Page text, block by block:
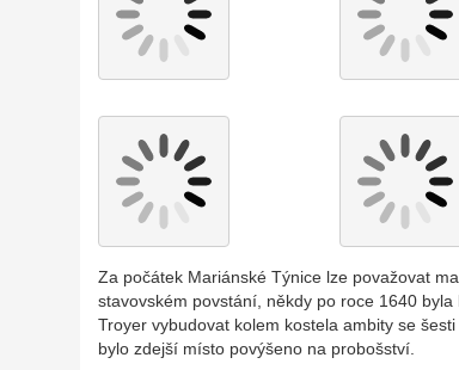
Za počátek Mariánské Týnice lze považovat
stavovském povstání, někdy po roce 1640
Troyer vybudovat kolem kostela ambity se
bylo zdejší místo povýšeno na probošství.